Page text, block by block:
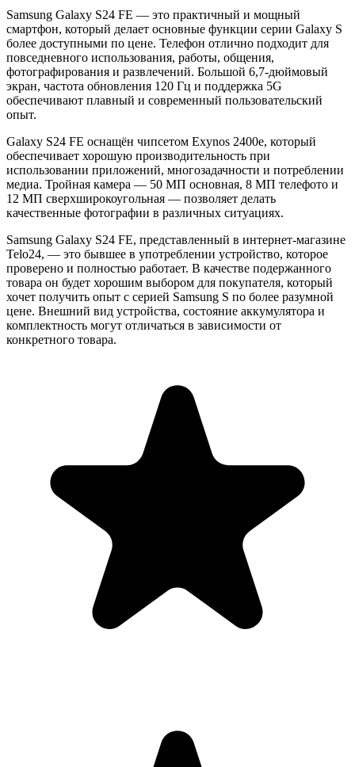
Samsung Galaxy S24 FE — это практичный и мощный
смартфон, который делает основные функции серии Galaxy S
более доступными по цене. Телефон отлично подходит для
повседневного использования, работы, общения,
фотографирования и развлечений. Большой 6,7-дюймовый
экран, частота обновления 120 Гц и поддержка 5G
обеспечивают плавный и современный пользовательский
опыт.
Galaxy S24 FE оснащён чипсетом Exynos 2400e, который
обеспечивает хорошую производительность при
использовании приложений, многозадачности и потреблении
медиа. Тройная камера — 50 МП основная, 8 МП телефото и
12 МП сверхширокоугольная — позволяет делать
качественные фотографии в различных ситуациях.
Samsung Galaxy S24 FE, представленный в интернет-магазине
Telo24, — это бывшее в употреблении устройство, которое
проверено и полностью работает. В качестве подержанного
товара он будет хорошим выбором для покупателя, который
хочет получить опыт с серией Samsung S по более разумной
цене. Внешний вид устройства, состояние аккумулятора и
комплектность могут отличаться в зависимости от
конкретного товара.